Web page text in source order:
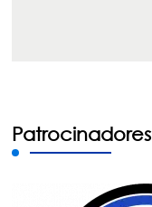
Patrocinadores